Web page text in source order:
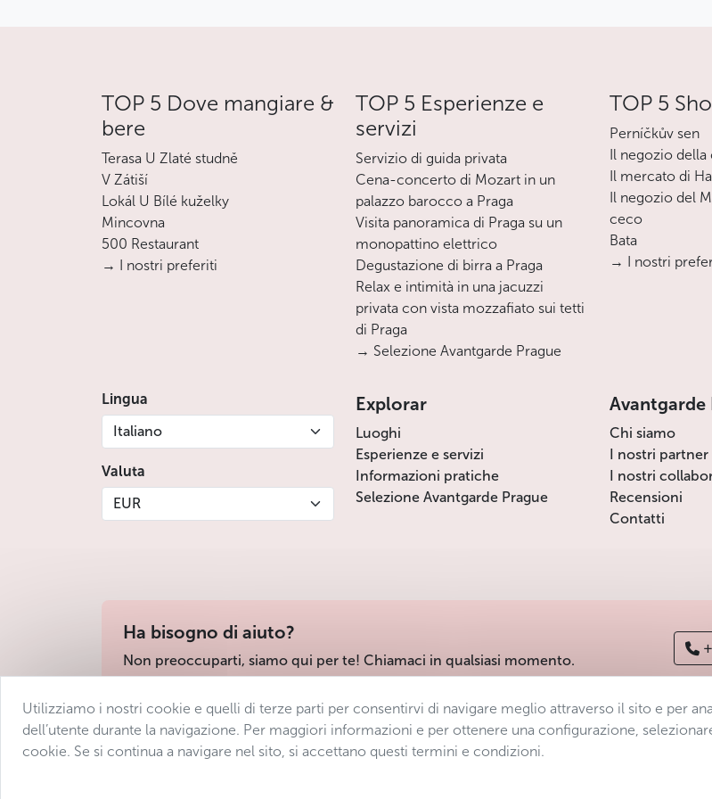
TOP 5 Dove mangiare &
bere
Terasa U Zlaté studně
V Zátiší
Lokál U Bílé kuželky
Mincovna
500 Restaurant
→ I nostri preferiti
TOP 5 Esperienze e
servizi
Servizio di guida privata
Cena-concerto di Mozart in un
palazzo barocco a Praga
Visita panoramica di Praga su un
monopattino elettrico
Degustazione di birra a Praga
Relax e intimità in una jacuzzi
privata con vista mozzafiato sui tetti
di Praga
→ Selezione Avantgarde Prague
TOP 5
Perníčkův sen
Il negozio
Il mercato di
Il negozio del
ceco
Bata
→ I nostri
Lingua
Italiano
Valuta
EUR
Explorar
Luoghi
Esperienze e servizi
Informazioni pratiche
Selezione Avantgarde Prague
Avantgarde
Chi siamo
I nostri partner
I nostri
Recensioni
Contatti
Ha bisogno di aiuto?
Non preoccuparti, siamo qui per te! Chiamaci in qualsiasi momento.
Condizioni di vendita Protezione dei dati Dichiarazione di accessibilità Manage consent
Utilizziamo i nostri cookie e quelli di terze parti per consentirvi di navigare meglio attraverso il sito e per
dell’utente durante la navigazione. Per maggiori informazioni e per ottenere una configurazione,
cookie. Se si continua a navigare nel sito, si accettano questi termini e condizioni.